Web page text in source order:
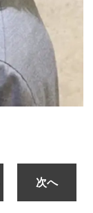
次へ